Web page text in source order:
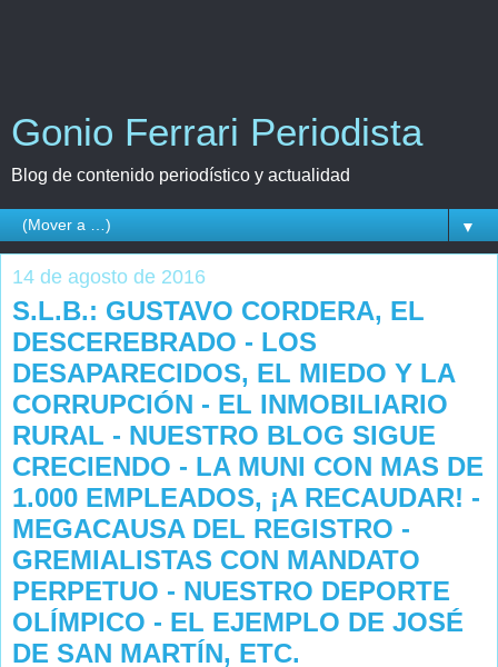
Gonio Ferrari Periodista
Blog de contenido periodístico y actualidad
▼
14 de agosto de 2016
S.L.B.: GUSTAVO CORDERA, EL
DESCEREBRADO - LOS
DESAPARECIDOS, EL MIEDO Y LA
CORRUPCIÓN - EL INMOBILIARIO
RURAL - NUESTRO BLOG SIGUE
CRECIENDO - LA MUNI CON MAS DE
1.000 EMPLEADOS, ¡A RECAUDAR! -
MEGACAUSA DEL REGISTRO -
GREMIALISTAS CON MANDATO
PERPETUO - NUESTRO DEPORTE
OLÍMPICO - EL EJEMPLO DE JOSÉ
DE SAN MARTÍN, ETC.